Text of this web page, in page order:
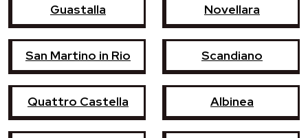
Guastalla Novellara
San Martino in Rio Scandiano
Quattro Castella Albinea